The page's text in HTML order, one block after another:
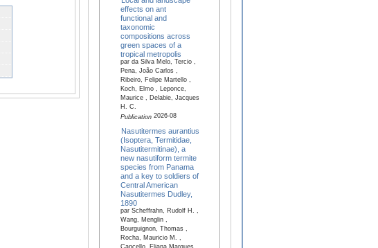
effects on ant
functional and
taxonomic
compositions across
green spaces of a
tropical metropolis
par da Silva Melo, Tercio ,
Pena, João Carlos ,
Ribeiro, Felipe Martello ,
Koch, Elmo , Leponce,
Maurice , Delabie, Jacques
H. C.
Publication2026-08
Nasutitermes aurantius
(Isoptera, Termitidae,
Nasutitermitinae), a
new nasutiform termite
species from Panama
and a key to soldiers of
Central American
Nasutitermes Dudley,
1890
par Scheffrahn, Rudolf H. ,
Wang, Menglin ,
Bourguignon, Thomas ,
Rocha, Mauricio M. ,